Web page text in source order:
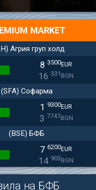
MARKET
Агрия груп холд
8 3500EUR
16 331 BGN
(SFA) Софарма
1 9300EUR
3 7747BGN
(BSE) БФБ
7 6200EUR
14 903BGN
Химимпорт
на БФБ